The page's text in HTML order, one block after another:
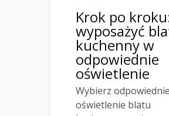
Krok po
wyposażyć
kuchenny w
odpowiednie
oświetlenie
Wybierz odpowiednie
oświetlenie blatu